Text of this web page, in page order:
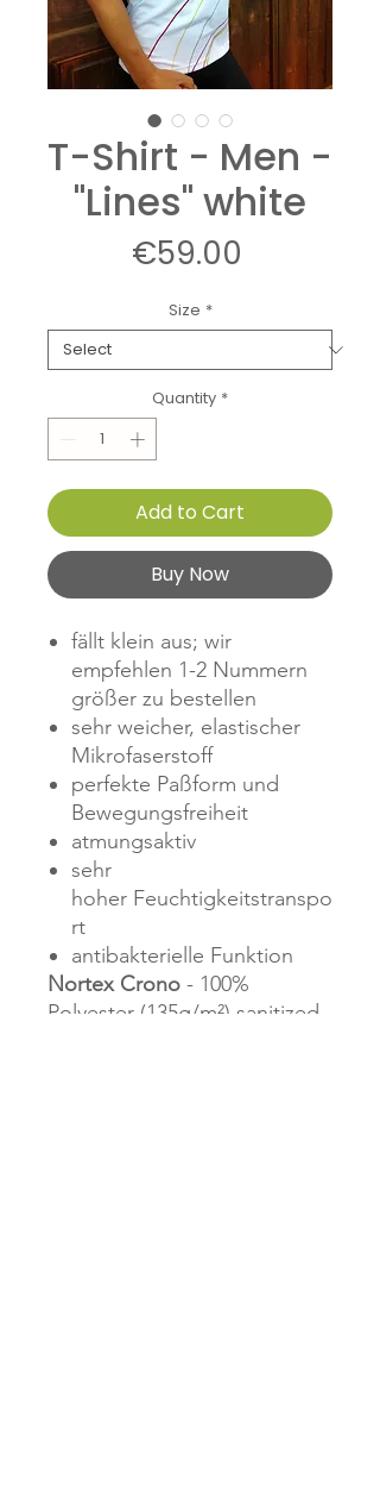
T-Shirt - Men -
"Lines" white
€59.00
Size *
Quantity *
Add to Cart
Buy Now
fällt klein aus; wir
empfehlen 1-2 Nummern
größer zu bestellen
sehr weicher, elastischer
Mikrofaserstoff
perfekte Paßform und
Bewegungsfreiheit
atmungsaktiv
sehr
hoher Feuchtigkeitstranspo
rt
antibakterielle Funktion
Nortex Crono - 100%
Polyester (135g/m²) sanitized